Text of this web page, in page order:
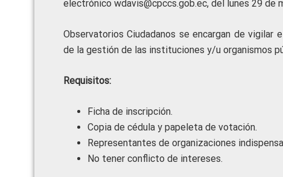
electrónico wdavis@cpccs.gob.ec, del lunes 29 de
Observatorios Ciudadanos se encargan de
de la gestión de las instituciones y/u organismos
Requisitos:
Ficha de inscripción.
Copia de cédula y papeleta de votación.
Representantes de organizaciones
No tener conflicto de intereses.